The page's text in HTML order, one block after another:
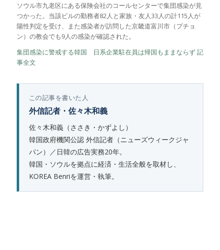
ソウル市九老区にある保険会社のコールセンターで集団感染が見
つかった。当該ビルの勤務者82人と家族・友人33人の計115人が
陽性判定を受け、また感染者が訪問した京畿道富川市（プチョ
ン）の教会でも9人の感染が確認された。
集団感染に警戒する韓国 日系企業駐在員は帰国もままならず 記
事全文
この記事を書いた人
外信記者・佐々木和義
佐々木和義（ささき・かずよし）
韓国政府機関公認 外信記者（ニューズウィークジャ
パン）／日韓の広告実務20年。
韓国・ソウルを拠点に経済・生活全般を取材し、
KOREA Benriを運営・執筆。